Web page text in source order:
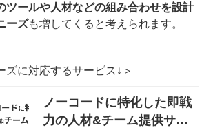
ツールや人材などの組み合わせを設計
ーズも増してくると考えられます。
ズに対応するサービス↓＞
ノーコードに特化した即戦
力の人材&チーム提供サー